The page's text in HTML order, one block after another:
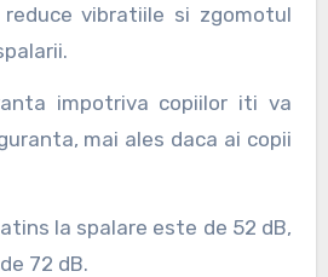
vibratiile si zgomotul
impotriva copiilor iti va
mai ales daca ai copii
la spalare este de 52 dB,
72 dB.